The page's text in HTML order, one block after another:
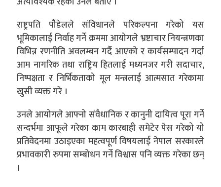
राष्ट्रपति पौडेलले संविधानले परिकल्पना गरेको यस
भूमिकालाई निर्वाह गर्ने क्रममा आयोगले भ्रष्टाचार नियन्त्रणका
विभिन्न रणनीति अवलम्बन गर्दै आएको र कार्यसम्पादन गर्दा
आम नागरिक तथा राष्ट्रिय हितलाई मध्यनजर गरी सदाचार,
निष्पक्षता र निर्भिकताको मूल मन्त्रलाई आत्मसात गरेकामा
खुसी व्यक्त गरे ।
उनले आयोगले आफ्नो संवैधानिक र कानुनी दायित्व पूरा गर्ने
सन्दर्भमा आफूले गरेका काम कारबाही समेटेर पेस गरेको यो
प्रतिवेदनमा उठाइएका महत्वपूर्ण विषयलाई नेपाल सरकारले
प्रभावकारी रुपमा सम्बोधन गर्ने विश्वास पनि व्यक्त गरेका छन्
।